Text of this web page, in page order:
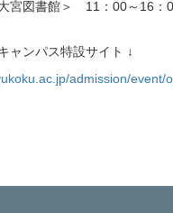
図書館＞ 11：00～16：
ャンパス特設サイト ↓
admission/event/